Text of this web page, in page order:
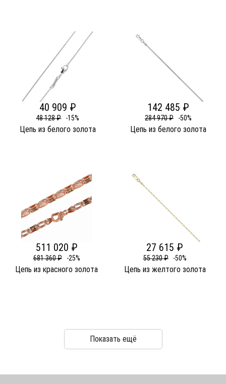
40 909 ₽
48 128 ₽ -15%
Цепь из белого золота
142 485 ₽
284 970 ₽ -50%
Цепь из белого золота
511 020 ₽
681 360 ₽ -25%
Цепь из красного золота
27 615 ₽
55 230 ₽ -50%
Цепь из желтого золота
Показать ещё